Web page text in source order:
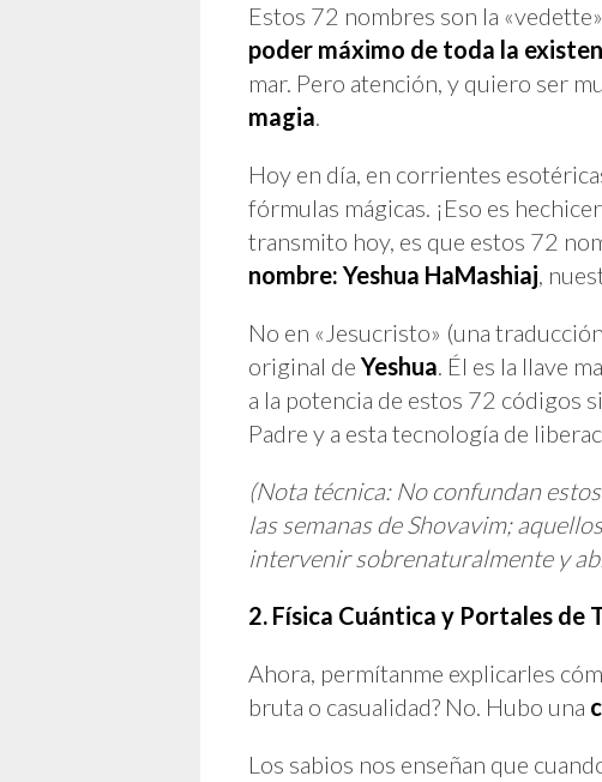
Estos 72 nombres son la
poder máximo de toda la
mar. Pero atención, y quiero ser
magia.
Hoy en día, en corrientes
fórmulas mágicas. ¡Eso es
transmito hoy, es que estos 72
nombre: Yeshua HaMashiaj,
No en «Jesucristo» (una
original de Yeshua. Él es la llave
a la potencia de estos 72 códigos
Padre y a esta tecnología de
(Nota técnica: No confundan
las semanas de Shovavim;
intervenir sobrenaturalmente y
2. Física Cuántica y Portales de
Ahora, permítanme explicarles
bruta o casualidad? No. Hubo una
Los sabios nos enseñan que